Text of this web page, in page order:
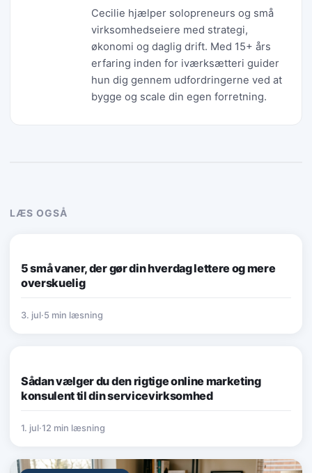
Cecilie hjælper solopreneurs og små
virksomhedseiere med strategi,
økonomi og daglig drift. Med 15+ års
erfaring inden for iværksætteri guider
hun dig gennem udfordringerne ved at
bygge og scale din egen forretning.
LÆS OGSÅ
5 små vaner, der gør din hverdag lettere og mere
overskuelig
3. jul·5 min læsning
Sådan vælger du den rigtige online marketing
konsulent til din servicevirksomhed
1. jul·12 min læsning